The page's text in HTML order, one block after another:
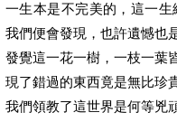
一生本是不完美的，這一
我們便會發現，也許遺憾也
發覺這一花一樹，一枝一葉
現了錯過的東西竟是無比珍
我們領教了這世界是何等兇